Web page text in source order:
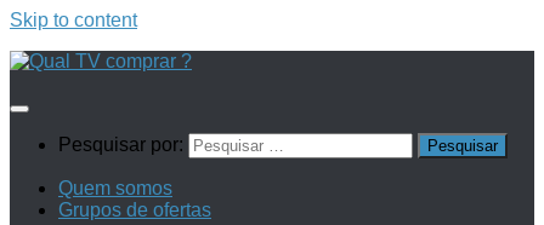
Skip to content
Pesquisar por:
Quem somos
Grupos de ofertas